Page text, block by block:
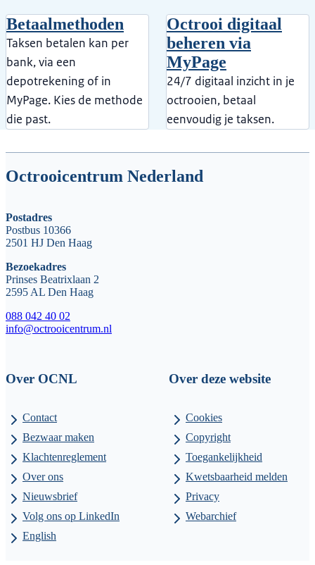
Betaalmethoden
Taksen betalen kan per
bank, via een
depotrekening of in
MyPage. Kies de methode
die past.
Octrooi digitaal
beheren via
MyPage
24/7 digitaal inzicht in je
octrooien, betaal
eenvoudig je taksen.
Octrooicentrum Nederland
Postadres
Postbus 10366
2501 HJ Den Haag
Bezoekadres
Prinses Beatrixlaan 2
2595 AL Den Haag
088 042 40 02
info@octrooicentrum.nl
Over OCNL
Contact
Bezwaar maken
Klachtenreglement
Over ons
Nieuwsbrief
Volg ons op LinkedIn
English
Over deze website
Cookies
Copyright
Toegankelijkheid
Kwetsbaarheid melden
Privacy
Webarchief